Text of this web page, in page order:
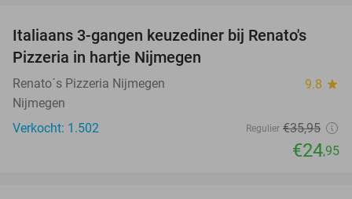
31%
Italiaans 3-gangen keuzediner bij Renato's
Pizzeria in hartje Nijmegen
Renato´s Pizzeria Nijmegen 9.8 star
Nijmegen
Verkocht: 1.502
Regulier €35,95
€24,95